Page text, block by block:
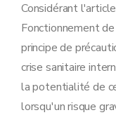
Considérant
Fonctionnement
principe de
crise sanitaire
la potentialité de
lorsqu'un risque